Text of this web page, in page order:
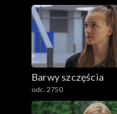
Barwy szczęścia
odc. 2750